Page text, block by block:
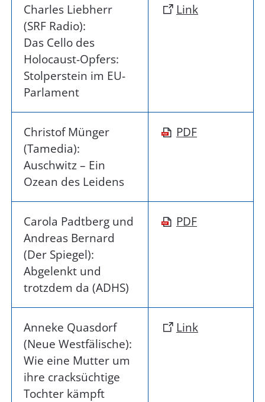
Charles Liebherr
(SRF Radio):
Das Cello des
Holocaust-Opfers:
Stolperstein im EU-
Parlament
Link
Christof Münger
(Tamedia):
Auschwitz – Ein
Ozean des Leidens
PDF
Carola Padtberg und
Andreas Bernard
(Der Spiegel):
Abgelenkt und
trotzdem da (ADHS)
PDF
Anneke Quasdorf
(Neue Westfälische):
Wie eine Mutter um
ihre cracksüchtige
Tochter kämpft
Link